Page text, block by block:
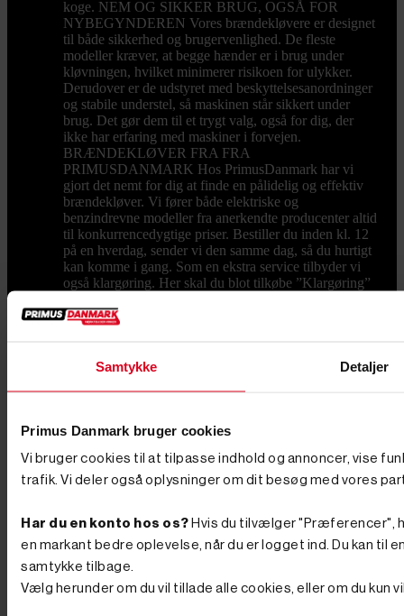
Samtykke Detaljer
Primus Danmark bruger cookies
Vi bruger cookies til at tilpasse indhold og annoncer, vise
trafik. Vi deler også oplysninger om dit besøg med vores
Har du en konto hos os? Hvis du tilvælger "Præferencer",
en markant bedre oplevelse, når du er logget ind. Du kan
samtykke tilbage.
Vælg herunder om du vil tillade alle cookies, eller om du kun
koge. NEM OG SIKKER BRUG, OGSÅ FOR
NYBEGYNDEREN Vores brændekløvere er designet
til både sikkerhed og brugervenlighed. De fleste
modeller kræver, at begge hænder er i brug under
kløvningen, hvilket minimerer risikoen for ulykker.
Derudover er de udstyret med beskyttelsesanordninger
og stabile understel, så maskinen står sikkert under
brug. Det gør dem til et trygt valg, også for dig, der
ikke har erfaring med maskiner i forvejen.
BRÆNDEKLØVER FRA FRA
PRIMUSDANMARK Hos PrimusDanmark har vi
gjort det nemt for dig at finde en pålidelig og effektiv
brændekløver. Vi fører både elektriske og
benzindrevne modeller fra anerkendte producenter altid
til konkurrencedygtige priser. Bestiller du inden kl. 12
på en hverdag, sender vi den samme dag, så du hurtigt
kan komme i gang. Som en ekstra service tilbyder vi
også klargøring. Her skal du blot tilkøbe ”Klargøring”
og fylder hydraulikolie og motorolie på. Med i prisen
brændekløver, eller ønsker du hjælp til bestilling?
får en løsning, der matcher dine behov.
steder, hvor elnettet ikke rækker. Håndværkeren bruger
landmanden til hegnet og værkstedet i marken, og
familien til sommerhuset, campingvognen eller som
en generatorenhed, der leverer 230 eller 400 volt,
præcis som stikkontakten derhjemme. Maskinen går
under flere navne. Nogle siger elgenerator, andre
strømgenerator eller generatoranlæg, og på pladsen
hedder den ofte bare "generatoren". Det dækker over